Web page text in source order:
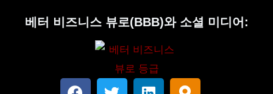
베터 비즈니스 뷰로(BBB)와 소셜 미디어:
페
트
링
지